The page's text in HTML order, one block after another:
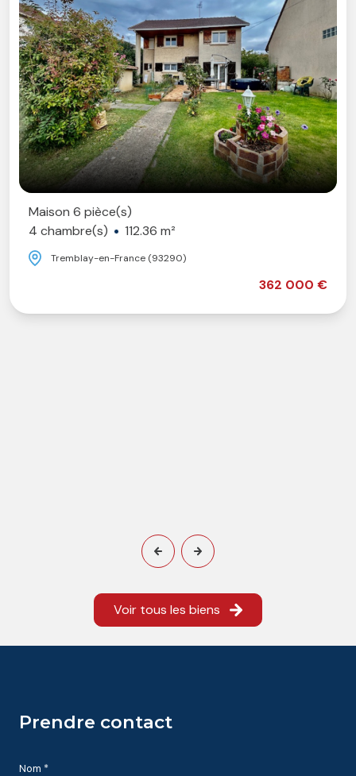
Maison 6 pièce(s)
4 chambre(s)
112.36 m²
Tremblay-en-France (93290)
362 000 €
Voir tous les biens
prendre contact
Nom *